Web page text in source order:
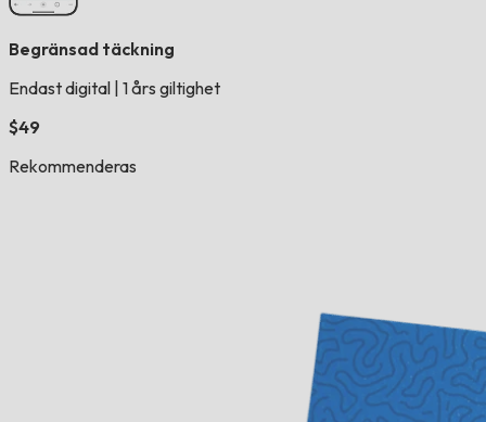
Begränsad täckning
Endast digital 1 års giltighet
$49
Rekommenderas